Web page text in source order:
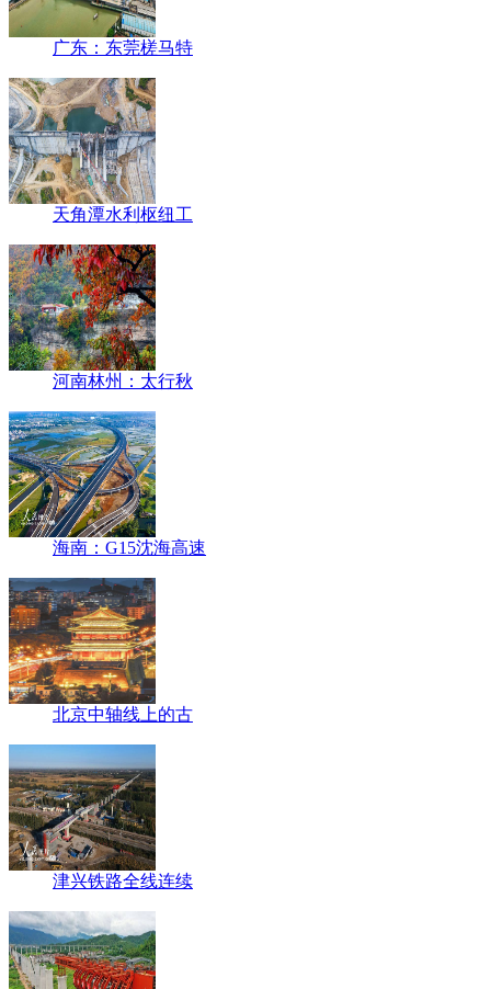
广东：东莞槎马特
天角潭水利枢纽工
河南林州：太行秋
海南：G15沈海高速
北京中轴线上的古
津兴铁路全线连续